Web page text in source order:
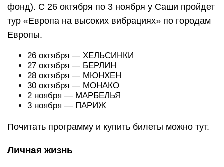
фонд). С 26 октября по 3 ноября у Саши пройдет
тур «Европа на высоких вибрациях» по городам
Европы.
26 октября — ХЕЛЬСИНКИ
27 октября — БЕРЛИН
28 октября — МЮНХЕН
30 октября — МОНАКО
2 ноября — МАРБЕЛЬЯ
3 ноября — ПАРИЖ
Почитать программу и купить билеты можно тут.
Личная жизнь